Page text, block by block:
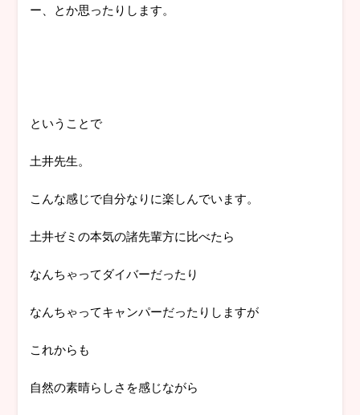
ー、とか思ったりします。
ということで
土井先生。
こんな感じで自分なりに楽しんでいます。
土井ゼミの本気の諸先輩方に比べたら
なんちゃってダイバーだったり
なんちゃってキャンパーだったりしますが
これからも
自然の素晴らしさを感じながら